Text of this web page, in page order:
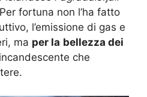
fortuna non l’ha fatto
l’emissione di gas e
ma per la bellezza dei
che